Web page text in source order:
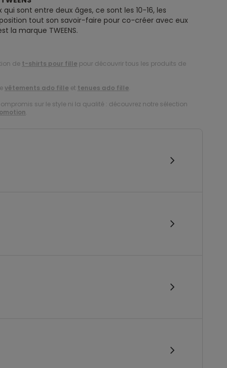
sont entre deux âges, ce sont les 10-16, les
tout son savoir-faire pour co-créer avec eux
la marque TWEENS.
de t-shirts pour fille pour découvrir tous les produits de
vêtements ado fille et tenues ado fille.
sur le style ni la qualité : découvrez notre sélection
.